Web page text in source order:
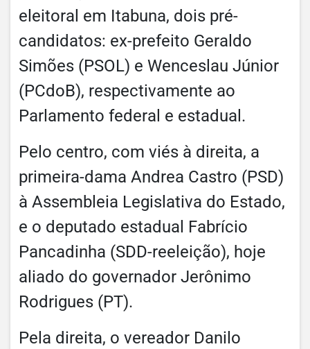
eleitoral em Itabuna, dois pré-
candidatos: ex-prefeito Geraldo
Simões (PSOL) e Wenceslau Júnior
(PCdoB), respectivamente ao
Parlamento federal e estadual.
Pelo centro, com viés à direita, a
primeira-dama Andrea Castro (PSD)
à Assembleia Legislativa do Estado,
e o deputado estadual Fabrício
Pancadinha (SDD-reeleição), hoje
aliado do governador Jerônimo
Rodrigues (PT).
Pela direita, o vereador Danilo